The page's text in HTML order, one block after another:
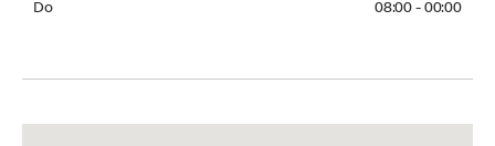
Do 08:00 - 00:00